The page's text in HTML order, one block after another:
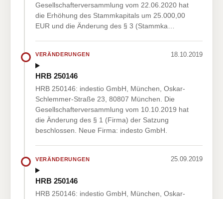
Gesellschafterversammlung vom 22.06.2020 hat
die Erhöhung des Stammkapitals um 25.000,00
EUR und die Änderung des § 3 (Stammka…
VERÄNDERUNGEN 18.10.2019
HRB 250146
HRB 250146: indestio GmbH, München, Oskar-
Schlemmer-Straße 23, 80807 München. Die
Gesellschafterversammlung vom 10.10.2019 hat
die Änderung des § 1 (Firma) der Satzung
beschlossen. Neue Firma: indesto GmbH.
VERÄNDERUNGEN 25.09.2019
HRB 250146
HRB 250146: indestio GmbH, München, Oskar-